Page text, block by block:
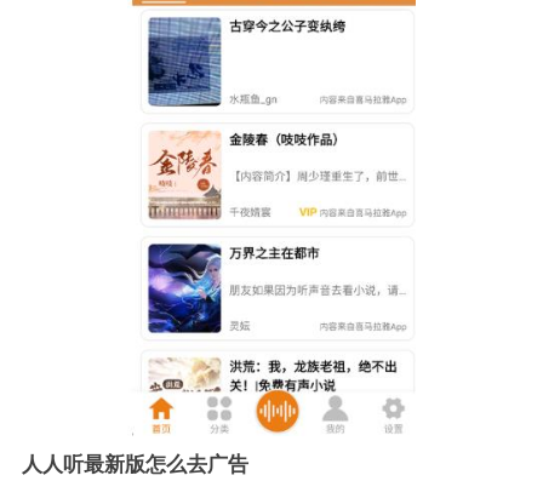
人人听最新版怎么去广告